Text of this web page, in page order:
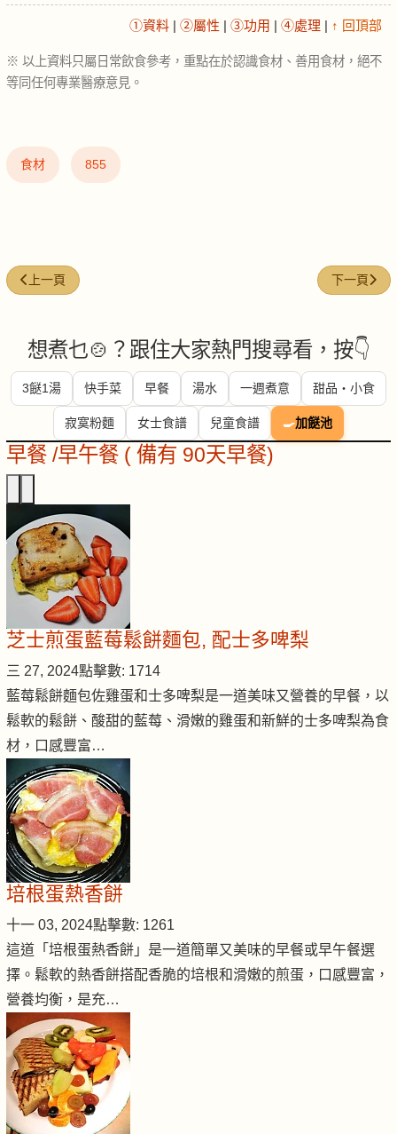
①資料 | ②屬性 | ③功用 | ④處理 | ↑ 回頂部
※ 以上資料只屬日常飲食參考，重點在於認識食材、善用食材，絕不
等同任何專業醫療意見。
食材 855
上一篇文章: 四季豆 (Green beans)
上一頁 下一篇文
下一頁
想煮乜🍲？跟住大家熱門搜尋看，按👇
3餸1湯 快手菜 早餐 湯水 一週煮意 甜品・小食
寂寞粉麵 女士食譜 兒童食譜 🍳加餸池
早餐 /早午餐 ( 備有 90天早餐)
芝士煎蛋藍莓鬆餅麵包, 配士多啤梨
三 27, 2024點擊數: 1714
藍莓鬆餅麵包佐雞蛋和士多啤梨是一道美味又營養的早餐，以
鬆軟的鬆餅、酸甜的藍莓、滑嫩的雞蛋和新鮮的士多啤梨為食
材，口感豐富…
培根蛋熱香餅
十一 03, 2024點擊數: 1261
這道「培根蛋熱香餅」是一道簡單又美味的早餐或早午餐選
擇。鬆軟的熱香餅搭配香脆的培根和滑嫩的煎蛋，口感豐富，
營養均衡，是充…